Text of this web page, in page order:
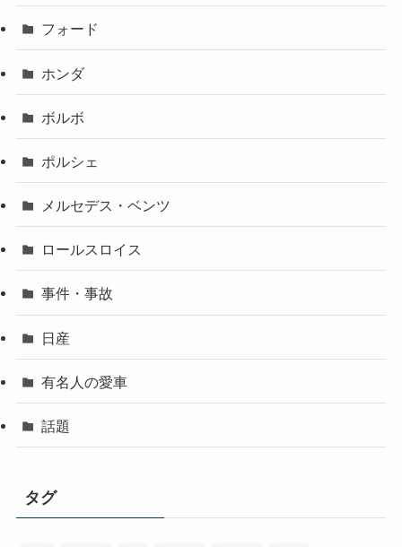
フォード
ホンダ
ボルボ
ポルシェ
メルセデス・ベンツ
ロールスロイス
事件・事故
日産
有名人の愛車
話題
タグ